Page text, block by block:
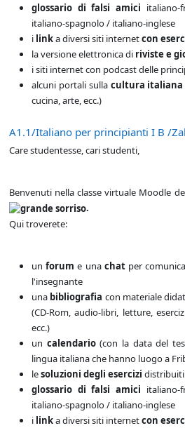
glossario difalsi amici italiano-
italiano-spagnolo / italiano-inglese
i linka diversi siti internetcon
la versione elettronica di riviste e
i siti internet con podcast delle
alcuni portali sulla cultura italiana
cucina, arte, ecc.)
A1.1/Italiano per principianti I B /
Care studentesse, cari studenti,
Benvenuti nella classe virtuale Moodle
.
Qui troverete:
unforum e una chatper
l'insegnante
una bibliografia con materiale
(CD-Rom, audio-libri, letture,
ecc.)
un calendario(con la data del
lingua italiana che hanno luogo a
lesoluzioni degli esercizi
glossario difalsi amici italiano-
italiano-spagnolo / italiano-inglese
i linka diversi siti internetcon